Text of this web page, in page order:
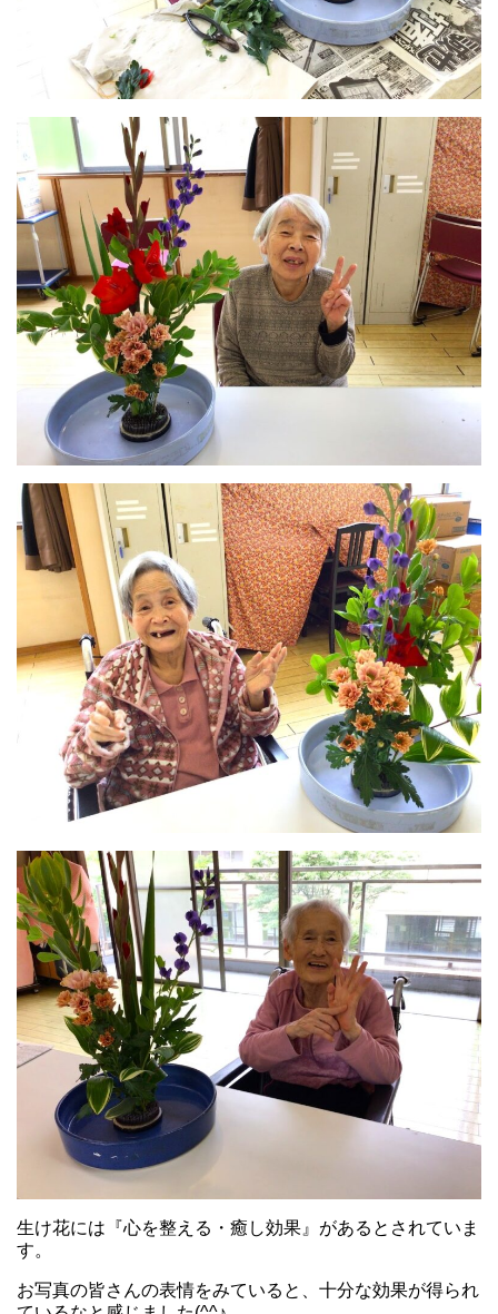
生け花には『心を整える・癒し効果』があるとされていま
す。
お写真の皆さんの表情をみていると、十分な効果が得られ